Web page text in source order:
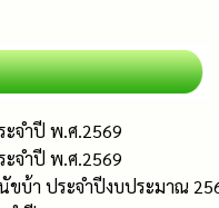
จำปี พ.ศ.2569
จำปี พ.ศ.2569
ขบ้า ประจำปีงบประมาณ